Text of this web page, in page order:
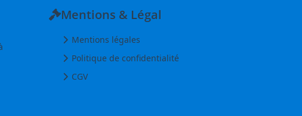
Mentions & Légal
Mentions légales
Politique de confidentialité
CGV